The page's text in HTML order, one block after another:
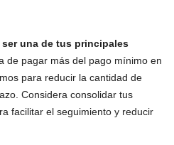
una de tus principales
de pagar más del pago mínimo en
para reducir la cantidad de
Considera consolidar tus
facilitar el seguimiento y reducir